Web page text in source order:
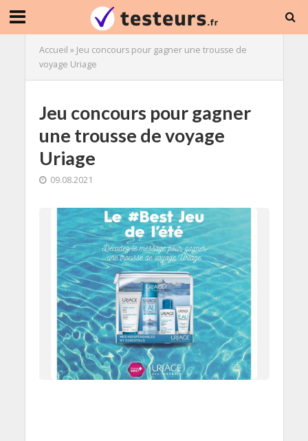
Accueil » Jeu concours pour gagner une trousse de
voyage Uriage
Jeu concours pour gagner
une trousse de voyage
Uriage
09.08.2021